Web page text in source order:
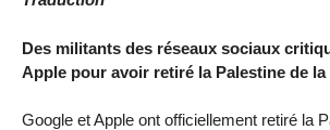
Des militants des réseaux sociaux
Apple pour avoir retiré la Palestine de
Google et Apple ont officiellement retiré la